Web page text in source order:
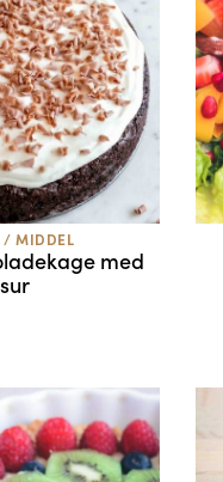
/MIDDEL
med